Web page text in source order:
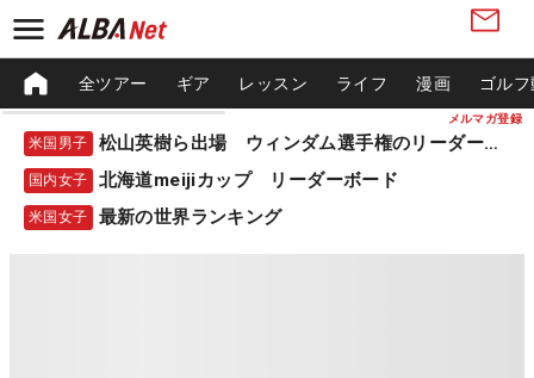
メルマガ登録
全ツアー ギア レッスン ライフ 漫画 ゴル
米国男子 松山英樹ら出場 ウィンダム選手権のリーダーボード
国内女子 北海道meijiカップ リーダーボード
米国女子 最新の世界ランキング